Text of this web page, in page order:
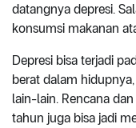
datangnya depresi.
konsumsi makanan
Depresi bisa terjadi
berat dalam
lain-lain. Rencana
tahun juga bisa jadi